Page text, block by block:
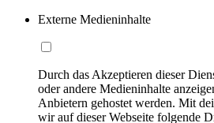
Externe Medieninhalte
Durch das Akzeptieren dieser
oder andere Medieninhalte
Anbietern gehostet werden. Mit
wir auf dieser Webseite folgende